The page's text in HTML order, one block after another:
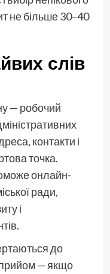
не більше 30–40
слів
— робочий
контакти і
точка.
онлайн-
ради,
і
до
— якщо